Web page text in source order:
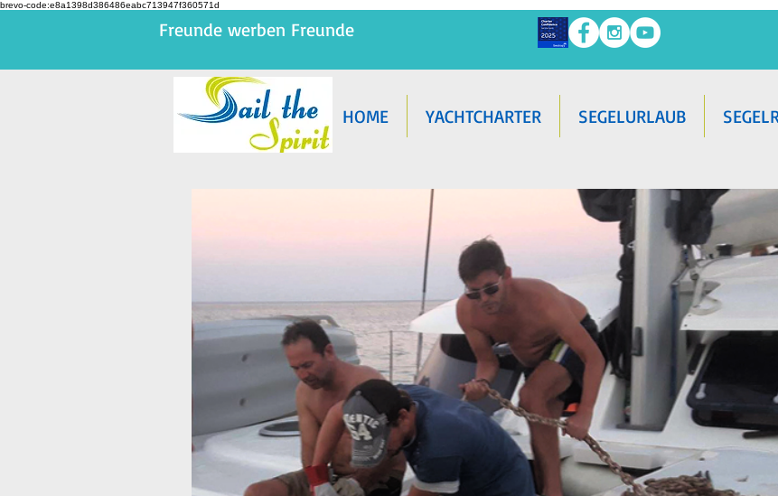
brevo-code:e8a1398d386486eabc713947f360571d
Freunde werben Freunde
HOME YACHTCHARTER SEGELURLAUB